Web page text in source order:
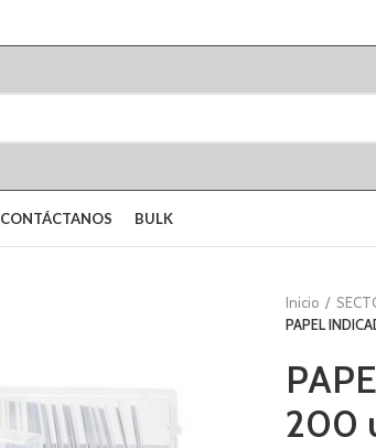
CONTÁCTANOS BULK
Inicio
PAPEL
200